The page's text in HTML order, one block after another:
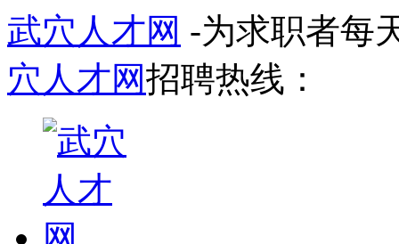
武穴人才网 -为求职者每
穴人才网招聘热线：